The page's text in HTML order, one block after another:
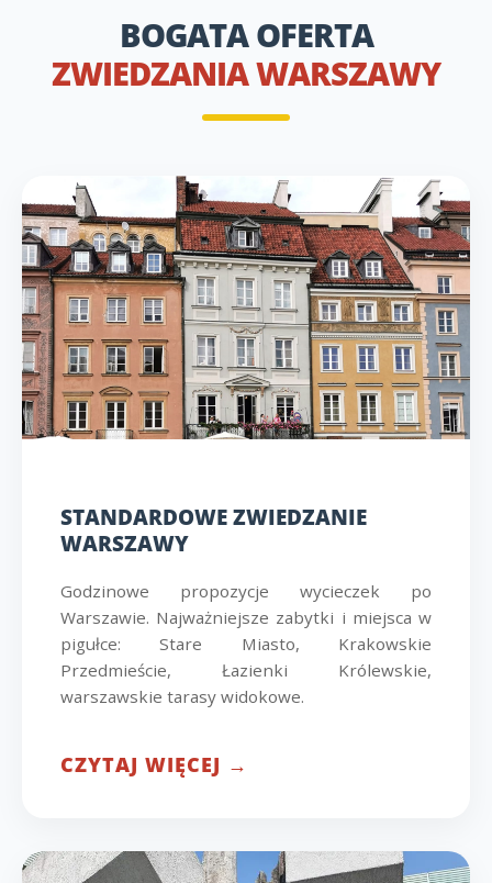
BOGATA OFERTA
ZWIEDZANIA WARSZAWY
STANDARDOWE ZWIEDZANIE
WARSZAWY
Godzinowe propozycje wycieczek po
Warszawie. Najważniejsze zabytki i miejsca w
pigułce: Stare Miasto, Krakowskie
Przedmieście, Łazienki Królewskie,
warszawskie tarasy widokowe.
CZYTAJ WIĘCEJ →